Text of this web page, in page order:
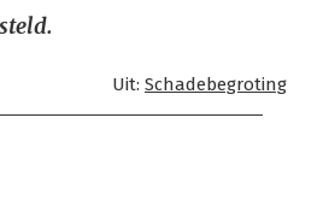
Uit: Schadebegroting